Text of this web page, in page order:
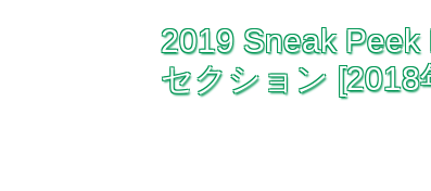
2019 Sneak
セクション